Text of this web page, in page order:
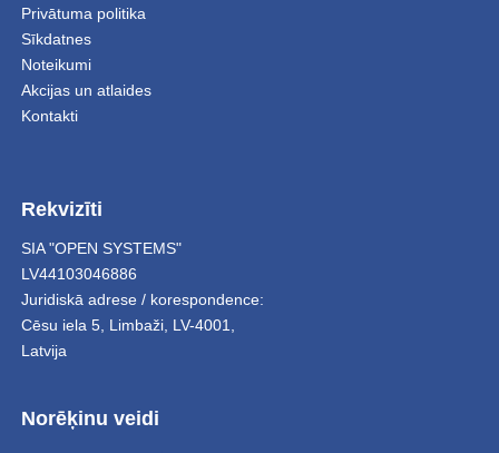
Privātuma politika
Sīkdatnes
Noteikumi
Akcijas un atlaides
Kontakti
Rekvizīti
SIA "OPEN SYSTEMS"
LV44103046886
Juridiskā adrese / korespondence:
Cēsu iela 5, Limbaži, LV-4001,
Latvija
Norēķinu veidi